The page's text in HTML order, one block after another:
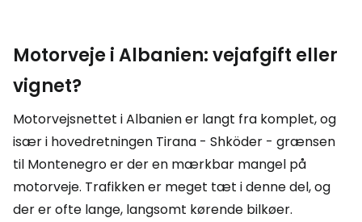
Motorveje i Albanien: vejafgift eller
vignet?
Motorvejsnettet i Albanien er langt fra komplet, og
især i hovedretningen Tirana - Shköder - grænsen
til Montenegro er der en mærkbar mangel på
motorveje. Trafikken er meget tæt i denne del, og
der er ofte lange, langsomt kørende bilkøer.